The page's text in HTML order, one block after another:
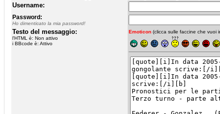
Username:
Password:
Ho dimenticato la mia password!
Testo del messaggio:
l'HTML è: Non attivo
i BBcode è: Attivo
Emoticon (clicca sulle faccine che vuoi